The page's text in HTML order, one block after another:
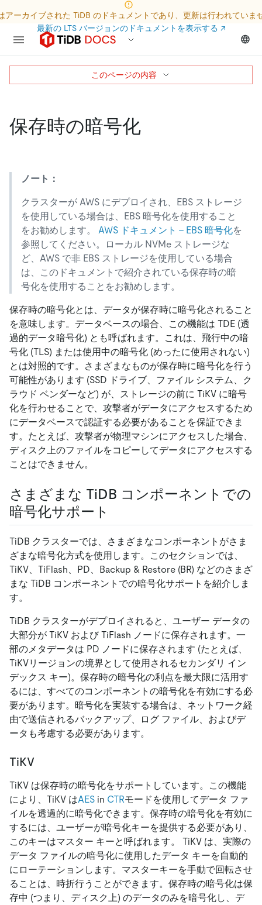
アーカイブされた TiDB のドキュメントであり、更新は行われていま
最新の LTS バージョンのドキュメントを表示する ↗
保存時の暗号化
ノート：
クラスターが AWS にデプロイされ、EBS ストレージ
を使用している場合は、EBS 暗号化を使用すること
をお勧めします。 AWS ドキュメント - EBS 暗号化を
参照してください。ローカル NVMe ストレージな
ど、AWS で非 EBS ストレージを使用している場合
は、このドキュメントで紹介されている保存時の暗
号化を使用することをお勧めします。
保存時の暗号化とは、データが保存時に暗号化されること
を意味します。データベースの場合、この機能は TDE (透
過的データ暗号化) とも呼ばれます。これは、飛行中の暗
号化 (TLS) または使用中の暗号化 (めったに使用されない)
とは対照的です。さまざまなものが保存時に暗号化を行う
可能性があります (SSD ドライブ、ファイル システム、ク
ラウド ベンダーなど) が、ストレージの前に TiKV に暗号
化を行わせることで、攻撃者がデータにアクセスするため
にデータベースで認証する必要があることを保証できま
す。たとえば、攻撃者が物理マシンにアクセスした場合、
ディスク上のファイルをコピーしてデータにアクセスする
ことはできません。
さまざまな TiDB コンポーネントでの
暗号化サポート
TiDB クラスターでは、さまざまなコンポーネントがさま
ざまな暗号化方式を使用します。このセクションでは、
TiKV、TiFlash、PD、Backup & Restore (BR) などのさまざ
まな TiDB コンポーネントでの暗号化サポートを紹介しま
す。
TiDB クラスターがデプロイされると、ユーザー データの
大部分が TiKV および TiFlash ノードに保存されます。一
部のメタデータは PD ノードに保存されます (たとえば、
TiKVリージョンの境界として使用されるセカンダリ イン
デックス キー)。保存時の暗号化の利点を最大限に活用す
るには、すべてのコンポーネントの暗号化を有効にする必
要があります。暗号化を実装する場合は、ネットワーク経
由で送信されるバックアップ、ログ ファイル、およびデ
ータも考慮する必要があります。
TiKV
TiKV は保存時の暗号化をサポートしています。この機能
により、TiKV はAES in CTRモードを使用してデータ ファ
イルを透過的に暗号化できます。保存時の暗号化を有効に
するには、ユーザーが暗号化キーを提供する必要があり、
このキーはマスター キーと呼ばれます。 TiKV は、実際の
データ ファイルの暗号化に使用したデータ キーを自動的
にローテーションします。マスターキーを手動で回転させ
ることは、時折行うことができます。保存時の暗号化は保
存中 (つまり、ディスク上) のデータのみを暗号化し、デ
このページの内容